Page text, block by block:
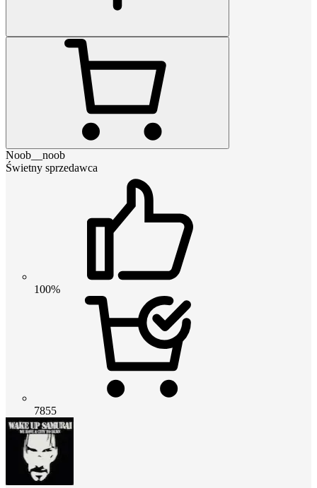
Noob__noob
Świetny sprzedawca
100%
7855